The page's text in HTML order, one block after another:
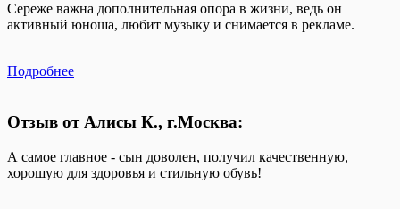
Сереже важна дополнительная опора в жизни, ведь он
активный юноша, любит музыку и снимается в рекламе.
Подробнее
Отзыв от Алисы К., г.Москва:
А самое главное - сын доволен, получил качественную,
хорошую для здоровья и стильную обувь!